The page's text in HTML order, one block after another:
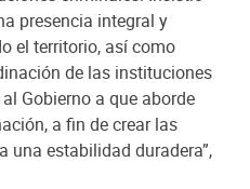
presencia integral y
el territorio, así como
de las instituciones
Gobierno a que aborde
a fin de crear las
una estabilidad duradera”,